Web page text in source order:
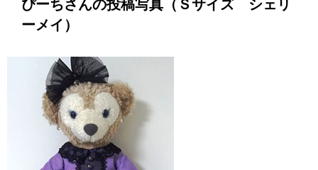
ぴーちさんの投稿写真（Ｓサイズ シェリ
ーメイ）